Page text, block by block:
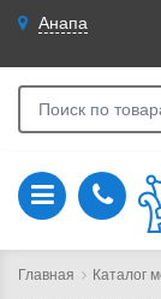
Анапа
Главная Каталог